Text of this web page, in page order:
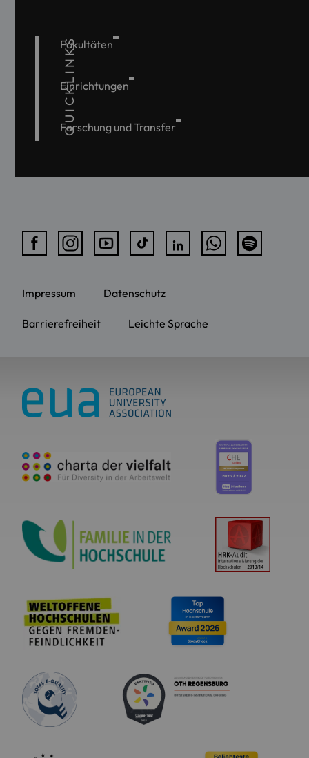
QUICKLINKS
Fakultäten
Einrichtungen
Forschung und Transfer
Impressum Datenschutz
Barrierefreiheit Leichte Sprache